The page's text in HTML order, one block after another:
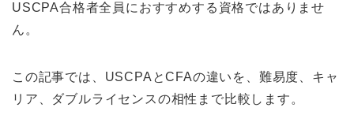
USCPA合格者全員におすすめする資格ではありませ
ん。
この記事では、USCPAとCFAの違いを、難易度、キャ
リア、ダブルライセンスの相性まで比較します。